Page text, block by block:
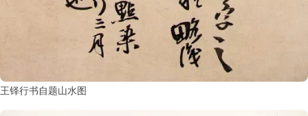
王铎行书自题山水图